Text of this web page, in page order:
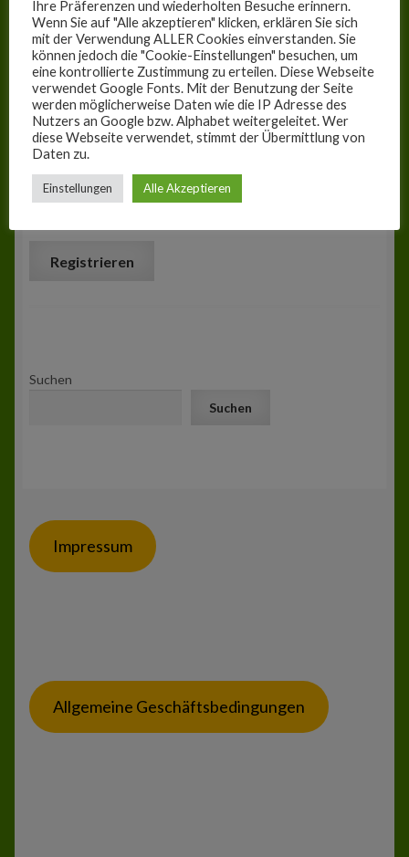
Ein Link zum Erstellen eines neuen Passworts wird an
deine E-Mail-Adresse gesendet.
Ja, füge mich zu der Mailingliste hinzu!
Wir verwenden deine personenbezogenen Daten, um
eine möglichst gute Benutzererfahrung auf dieser
Website zu ermöglichen, den Zugriff auf dein Konto zu
verwalten und für weitere Zwecke, die in unserer
Datenschutzerklärungbeschrieben sind.
Registrieren
Suchen
Suchen
Impressum
Allgemeine Geschäftsbedingungen
Ihre Präferenzen und wiederholten Besuche erinnern.
Wenn Sie auf "Alle akzeptieren" klicken, erklären Sie sich
mit der Verwendung ALLER Cookies einverstanden. Sie
können jedoch die "Cookie-Einstellungen" besuchen, um
eine kontrollierte Zustimmung zu erteilen. Diese Webseite
verwendet Google Fonts. Mit der Benutzung der Seite
werden möglicherweise Daten wie die IP Adresse des
Nutzers an Google bzw. Alphabet weitergeleitet. Wer
diese Webseite verwendet, stimmt der Übermittlung von
Daten zu.
Einstellungen Alle Akzeptieren